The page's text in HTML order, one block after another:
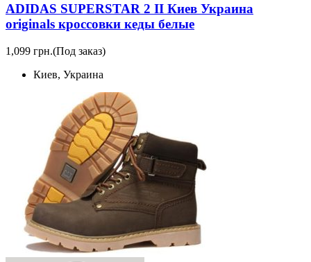
ADIDAS SUPERSTAR 2 II Киев Украина
originals кроссовки кеды белые
1,099 грн.(Под заказ)
Киев, Украина